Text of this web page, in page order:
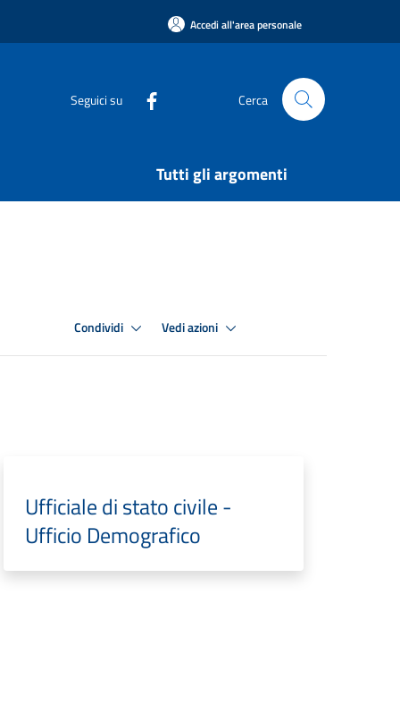
Accedi all'area personale
Seguici su Cerca
Tutti gli argomenti
Condividi Vedi azioni
Ufficiale di stato civile -
Ufficio Demografico